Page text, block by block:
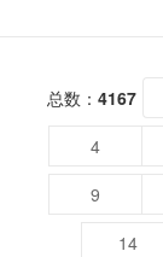
总数： 4167
4
9
14